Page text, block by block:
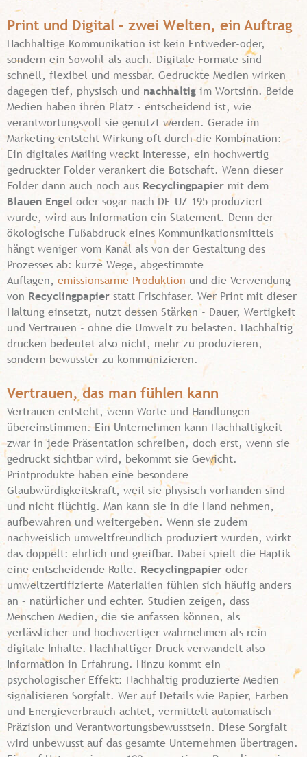
Print und Digital – zwei Welten, ein Auftrag
Nachhaltige Kommunikation ist kein Entweder-oder,
sondern ein Sowohl-als-auch. Digitale Formate sind
schnell, flexibel und messbar. Gedruckte Medien wirken
dagegen tief, physisch und nachhaltig im Wortsinn. Beide
Medien haben ihren Platz - entscheidend ist, wie
verantwortungsvoll sie genutzt werden. Gerade im
Marketing entsteht Wirkung oft durch die Kombination:
Ein digitales Mailing weckt Interesse, ein hochwertig
gedruckter Folder verankert die Botschaft. Wenn dieser
Folder dann auch noch aus Recyclingpapier mit dem
Blauen Engel oder sogar nach DE-UZ 195 produziert
wurde, wird aus Information ein Statement. Denn der
ökologische Fußabdruck eines Kommunikationsmittels
hängt weniger vom Kanal als von der Gestaltung des
Prozesses ab: kurze Wege, abgestimmte
Auflagen, emissionsarme Produktion und die Verwendung
von Recyclingpapier statt Frischfaser. Wer Print mit dieser
Haltung einsetzt, nutzt dessen Stärken - Dauer, Wertigkeit
und Vertrauen - ohne die Umwelt zu belasten. Nachhaltig
drucken bedeutet also nicht, mehr zu produzieren,
sondern bewusster zu kommunizieren.
Vertrauen, das man fühlen kann
Vertrauen entsteht, wenn Worte und Handlungen
übereinstimmen. Ein Unternehmen kann Nachhaltigkeit
zwar in jede Präsentation schreiben, doch erst, wenn sie
gedruckt sichtbar wird, bekommt sie Gewicht.
Printprodukte haben eine besondere
Glaubwürdigkeitskraft, weil sie physisch vorhanden sind
und nicht flüchtig. Man kann sie in die Hand nehmen,
aufbewahren und weitergeben. Wenn sie zudem
nachweislich umweltfreundlich produziert wurden, wirkt
das doppelt: ehrlich und greifbar. Dabei spielt die Haptik
eine entscheidende Rolle. Recyclingpapier oder
umweltzertifizierte Materialien fühlen sich häufig anders
an – natürlicher und echter. Studien zeigen, dass
Menschen Medien, die sie anfassen können, als
verlässlicher und hochwertiger wahrnehmen als rein
digitale Inhalte. Nachhaltiger Druck verwandelt also
Information in Erfahrung. Hinzu kommt ein
psychologischer Effekt: Nachhaltig produzierte Medien
signalisieren Sorgfalt. Wer auf Details wie Papier, Farben
und Energieverbrauch achtet, vermittelt automatisch
Präzision und Verantwortungsbewusstsein. Diese Sorgfalt
wird unbewusst auf das gesamte Unternehmen übertragen.